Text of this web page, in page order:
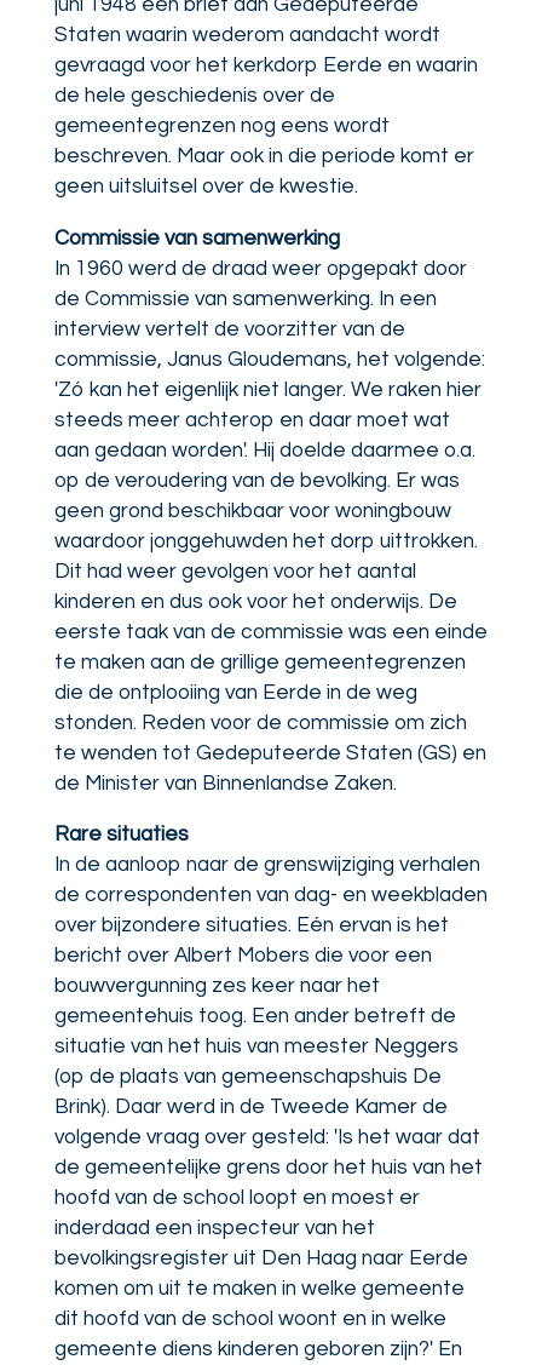
juni 1948 een brief aan Gedeputeerde
Staten waarin wederom aandacht wordt
gevraagd voor het kerkdorp Eerde en waarin
de hele geschiedenis over de
gemeentegrenzen nog eens wordt
beschreven. Maar ook in die periode komt er
geen uitsluitsel over de kwestie.
Commissie van samenwerking
In 1960 werd de draad weer opgepakt door
de Commissie van samenwerking. In een
interview vertelt de voorzitter van de
commissie, Janus Gloudemans, het volgende:
'Zó kan het eigenlijk niet langer. We raken hier
steeds meer achterop en daar moet wat
aan gedaan worden'. Hij doelde daarmee o.a.
op de veroudering van de bevolking. Er was
geen grond beschikbaar voor woningbouw
waardoor jonggehuwden het dorp uittrokken.
Dit had weer gevolgen voor het aantal
kinderen en dus ook voor het onderwijs. De
eerste taak van de commissie was een einde
te maken aan de grillige gemeentegrenzen
die de ontplooiing van Eerde in de weg
stonden. Reden voor de commissie om zich
te wenden tot Gedeputeerde Staten (GS) en
de Minister van Binnenlandse Zaken.
Rare situaties
In de aanloop naar de grenswijziging verhalen
de correspondenten van dag- en weekbladen
over bijzondere situaties. Eén ervan is het
bericht over Albert Mobers die voor een
bouwvergunning zes keer naar het
gemeentehuis toog. Een ander betreft de
situatie van het huis van meester Neggers
(op de plaats van gemeenschapshuis De
Brink). Daar werd in de Tweede Kamer de
volgende vraag over gesteld: 'Is het waar dat
de gemeentelijke grens door het huis van het
hoofd van de school loopt en moest er
inderdaad een inspecteur van het
bevolkingsregister uit Den Haag naar Eerde
komen om uit te maken in welke gemeente
dit hoofd van de school woont en in welke
gemeente diens kinderen geboren zijn?' En